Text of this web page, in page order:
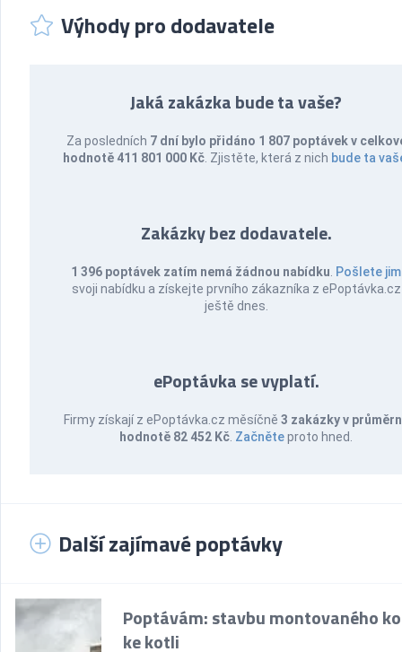
Výhody pro dodavatele
Jaká zakázka bude ta vaše?
Za posledních 7 dní bylo přidáno 1 807 poptávek v
hodnotě 411 801 000 Kč . Zjistěte, která z nich bude ta
Zakázky bez dodavatele.
1 396 poptávek zatím nemá žádnou nabídku Pošlete jim
svoji nabídku a získejte prvního zákazníka z ePoptávka.cz
ještě dnes.
ePoptávka se vyplatí.
Firmy získají z ePoptávka.cz měsíčně 3 zakázky v
hodnotě 82 452 Kč Začněteproto hned.
Další zajímavé poptávky
Poptávám: stavbu montovaného
ke kotli